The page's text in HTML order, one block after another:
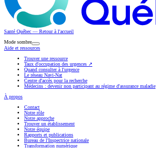
Santé Québec — Retour à l'accueil
Mode sombre
Aide et ressources
Trouver une ressource
Taux d'occupation des urgences ↗
Quand consulter à l'urgence
Le réseau Navi-Nat
Centre d'accès pour la recherche
Médecins : devenir non participant au régime d'assurance maladie
À propos
Contact
Notre rôle
Notre approche
Trouver un établissement
Notre équipe
Rapports et publications
Bureau de l'Inspectrice nationale
Transformation numérique